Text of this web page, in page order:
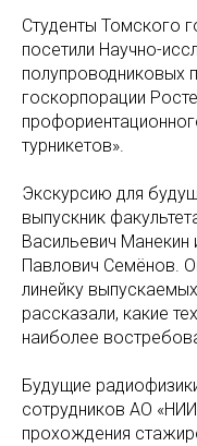
Студенты Томского
посетили Научно-
полупроводниковых
госкорпорации
турникетов».
Экскурсию для
выпускник
Васильевич Манекин
Павлович Семёнов.
линейку
рассказали, какие
наиболее
Будущие
сотрудников АО
прохождения